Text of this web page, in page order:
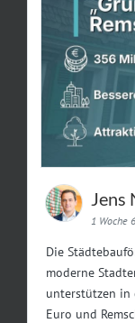
Jens
1 Woche
Die
moderne
unterstützen in
Euro und